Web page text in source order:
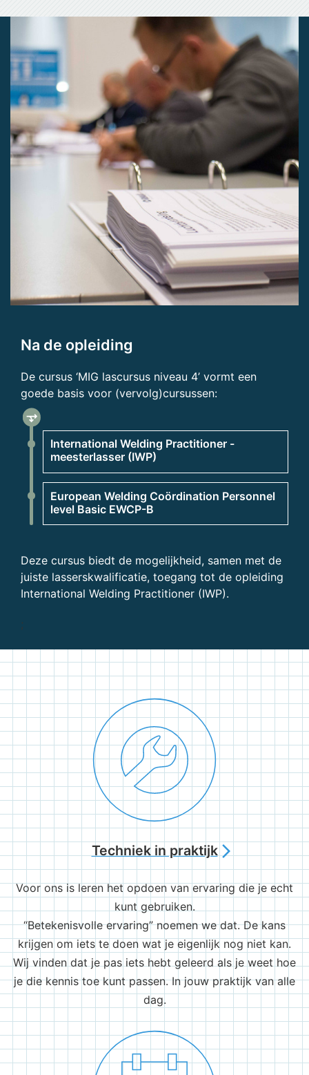
Na de opleiding
De cursus ‘MIG lascursus niveau 4’ vormt een
goede basis voor (vervolg)cursussen:
International Welding Practitioner -
meesterlasser (IWP)
European Welding Coördination Personnel
level Basic EWCP-B
fork_right
Deze cursus biedt de mogelijkheid, samen met de
juiste lasserskwalificatie, toegang tot de opleiding
International Welding Practitioner (IWP).
;
Techniek in praktijkarrow_forward_ios
Voor ons is leren het opdoen van ervaring die je echt
kunt gebruiken.
“Betekenisvolle ervaring” noemen we dat. De kans
krijgen om iets te doen wat je eigenlijk nog niet kan.
Wij vinden dat je pas iets hebt geleerd als je weet hoe
je die kennis toe kunt passen. In jouw praktijk van alle
dag.